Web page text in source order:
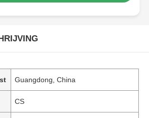
Guangdong, China
CS